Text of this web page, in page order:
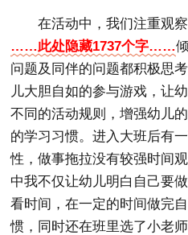
在活动中，我们注重观
……此处隐藏1737个字……
问题及同伴的问题都积极思
儿大胆自如的参与游戏，让
不同的活动规则，增强幼儿
的学习习惯。进入大班后有
性，做事拖拉没有较强时间
中我不仅让幼儿明白自己要
看时间，在一定的时间做完
惯，同时还在班里选了小老